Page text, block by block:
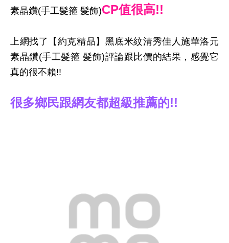
素晶鑽(手工髮箍 髮飾)CP值很高!!
上網找了【約克精品】黑底米紋清秀佳人施華洛元
素晶鑽(手工髮箍 髮飾)評論跟比價的結果，感覺它
真的很不賴!!
很多鄉民跟網友都超級推薦的!!